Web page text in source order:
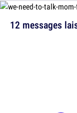
12 messages